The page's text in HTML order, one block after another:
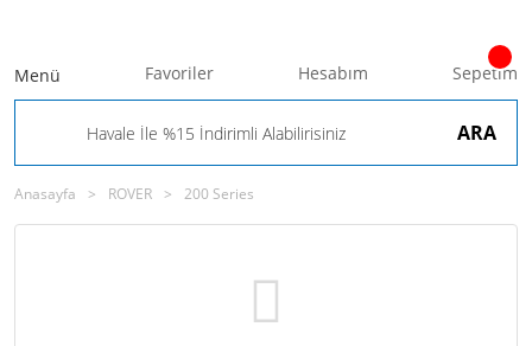
ARA
Menü Favoriler Hesabım Sepetim
Anasayfa ROVER 200 Series